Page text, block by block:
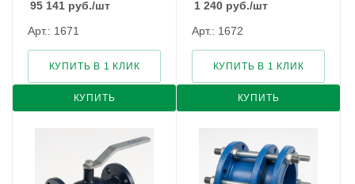
95 141 руб./шт
Арт.: 1671
КУПИТЬ
КУПИТЬ В 1 КЛИК
1 240 руб./шт
Арт.: 1672
КУПИТЬ
КУПИТЬ В 1 КЛИК